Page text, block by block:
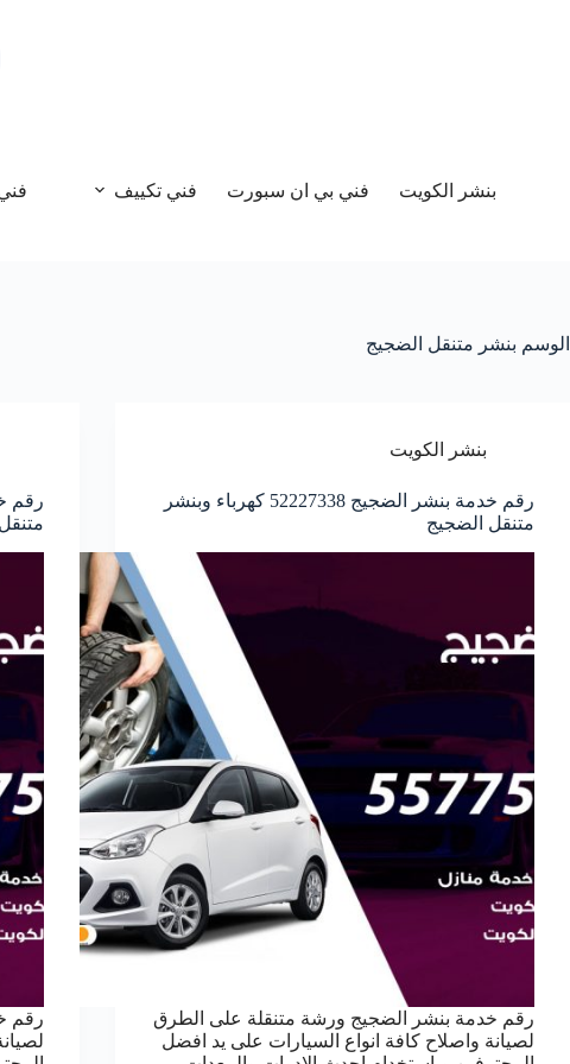
بنشر الكويت فني بي ان سبورت فني تكييف
الوسم بنشر متنقل الضجيج
بنشر الكويت
رقم خدمة بنشر الضجيج 52227338 كهرباء وبنشر
متنقل الضجيج
رقم خدمة بنشر الضجيج ورشة متنقلة على الطرق
لصيانة واصلاح كافة انواع السيارات على يد افضل
رقم